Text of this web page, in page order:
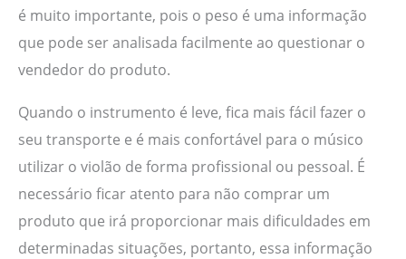
é muito importante, pois o peso é uma informação
que pode ser analisada facilmente ao questionar o
vendedor do produto.
Quando o instrumento é leve, fica mais fácil fazer o
seu transporte e é mais confortável para o músico
utilizar o violão de forma profissional ou pessoal. É
necessário ficar atento para não comprar um
produto que irá proporcionar mais dificuldades em
determinadas situações, portanto, essa informação